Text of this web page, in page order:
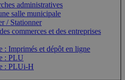
administratives
salle municipale
/ Stationner
commerces et des entreprises
: Imprimés et dépôt en ligne
: PLU
: PLUi-H